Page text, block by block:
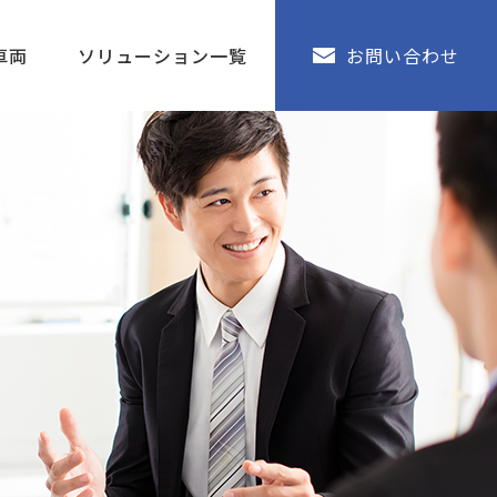
両 ソリューション一覧 お問い合わせ